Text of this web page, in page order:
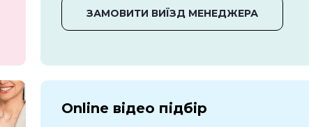
ЗАМОВИТИ ВИЇЗД МЕНЕДЖЕРА
Online відео підбір